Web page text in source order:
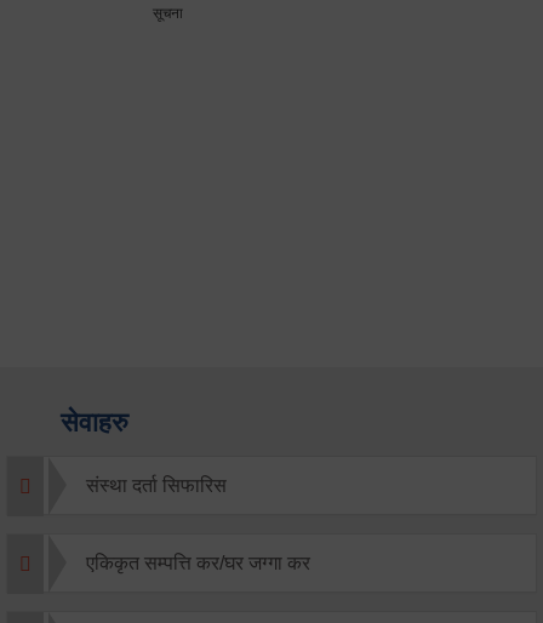
सूचना
सेवाहरु
संस्था दर्ता सिफारिस
एकिकृत सम्पत्ति कर/घर जग्गा कर